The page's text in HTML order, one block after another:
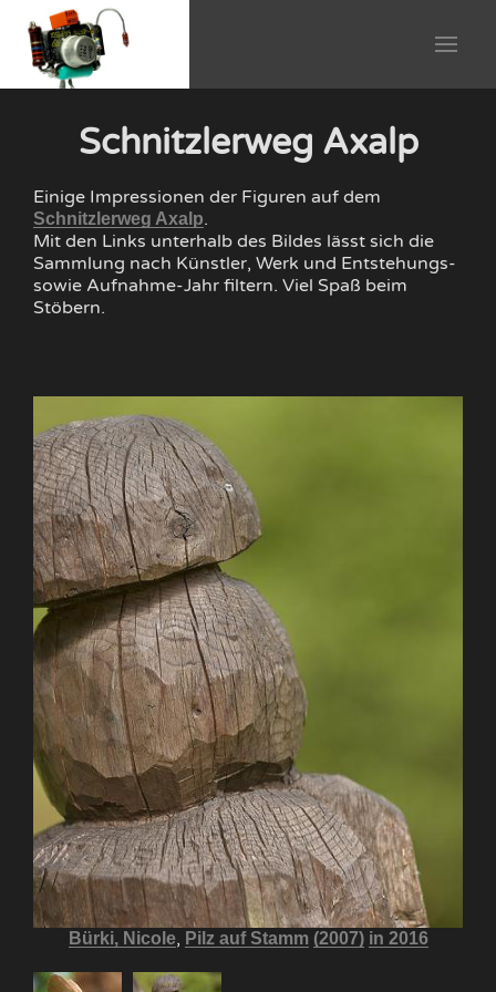
Schnitzlerweg Axalp
Einige Impressionen der Figuren auf dem
Schnitzlerweg Axalp.
Mit den Links unterhalb des Bildes lässt sich die
Sammlung nach Künstler, Werk und Entstehungs-
sowie Aufnahme-Jahr filtern. Viel Spaß beim
Stöbern.
Bürki, Nicole, Pilz auf Stamm (2007) in 2016